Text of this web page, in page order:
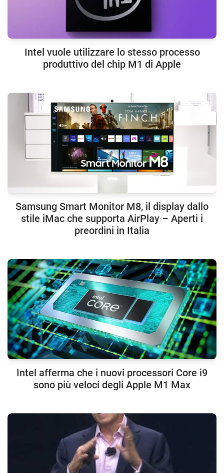
Intel vuole utilizzare lo stesso processo
produttivo del chip M1 di Apple
Samsung Smart Monitor M8, il display dallo
stile iMac che supporta AirPlay – Aperti i
preordini in Italia
Intel afferma che i nuovi processori Core i9
sono più veloci degli Apple M1 Max